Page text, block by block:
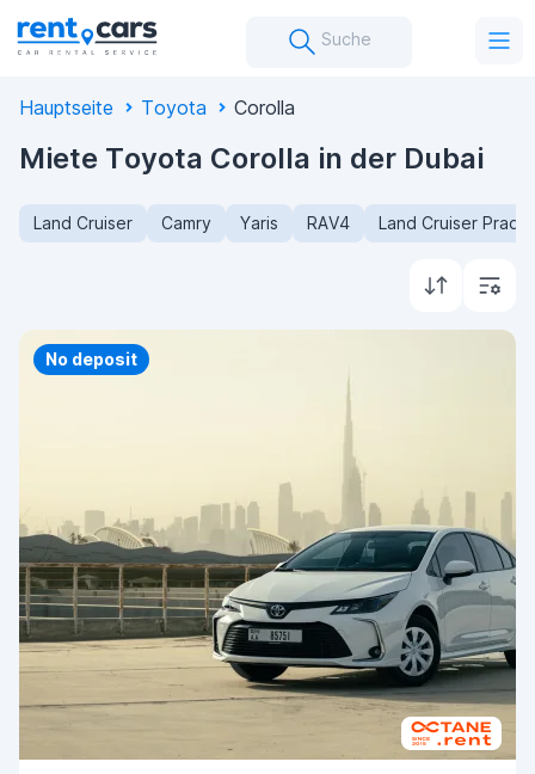
Suche
Hauptseite Toyota Corolla
Miete Toyota Corolla in der Dubai
Land Cruiser Camry Yaris RAV4 Land Cruiser Prado
No deposit